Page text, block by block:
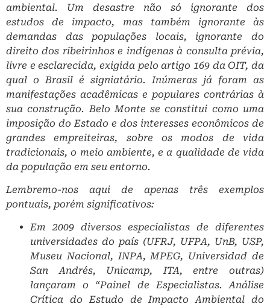
ambiental. Um desastre não só ignorante dos
estudos de impacto, mas também ignorante às
demandas das populações locais, ignorante do
direito dos ribeirinhos e indígenas à consulta prévia,
livre e esclarecida, exigida pelo artigo 169 da OIT, da
qual o Brasil é signiatário. Inúmeras já foram as
manifestações acadêmicas e populares contrárias à
sua construção. Belo Monte se constitui como uma
imposição do Estado e dos interesses econômicos de
grandes empreiteiras, sobre os modos de vida
tradicionais, o meio ambiente, e a qualidade de vida
da população em seu entorno.
Lembremo­-nos aqui de apenas três exemplos
pontuais, porém significativos: ­
Em 2009 diversos especialistas de diferentes
universidades do país (UFRJ, UFPA, UnB, USP,
Museu Nacional, INPA, MPEG, Universidad de
San Andrés, Unicamp, ITA, entre outras)
lançaram o “Painel de Especialistas. Análise
Crítica do Estudo de Impacto Ambiental do